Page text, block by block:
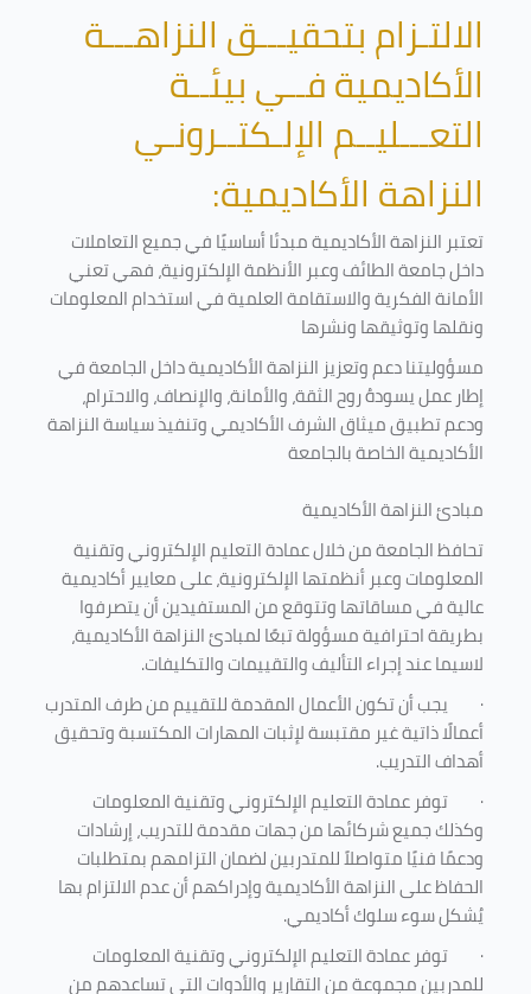
الالتـزام بتحقيـــق النزاهـــة
الأكاديمية فــي بيئــة
التعـــليــم الإلـكتــرونـي
النزاهة الأكاديمية:
تعتبر النزاهة الأكاديمية مبدئا أساسيًا في جميع التعاملات
داخل جامعة الطائف وعبر الأنظمة الإلكترونية، فهي تعني
الأمانة الفكرية والاستقامة العلمية في استخدام المعلومات
ونقلها وتوثيقها ونشرها
مسؤوليتنا دعم وتعزيز النزاهة الأكاديمية داخل الجامعة في
إطار عمل يسودهُ روح الثقة، والأمانة، والإنصاف، والاحترام،
ودعم تطبيق ميثاق الشرف الأكاديمي وتنفيذ سياسة النزاهة
الأكاديمية الخاصة بالجامعة
مبادئ النزاهة الأكاديمية
تحافظ الجامعة من خلال عمادة التعليم الإلكتروني وتقنية
المعلومات وعبر أنظمتها الإلكترونية، على معايير أكاديمية
عالية في مساقاتها وتتوقع من المستفيدين أن يتصرفوا
بطريقة احترافية مسؤولة تبعًا لمبادئ النزاهة الأكاديمية،
لاسيما عند إجراء التأليف والتقييمات والتكليفات.
· يجب أن تكون الأعمال المقدمة للتقييم من طرف المتدرب
أعمالًا ذاتية غير مقتبسة لإثبات المهارات المكتسبة وتحقيق
أهداف التدريب.
· توفر عمادة التعليم الإلكتروني وتقنية المعلومات
وكذلك جميع شركائها من جهات مقدمة للتدريب، إرشادات
ودعمًا فنيًا متواصلاً للمتدربين لضمان التزامهم بمتطلبات
الحفاظ على النزاهة الأكاديمية وإدراكهم أن عدم الالتزام بها
يُشكل سوء سلوك أكاديمي.
· توفر عمادة التعليم الإلكتروني وتقنية المعلومات
للمدربين مجموعة من التقارير والأدوات التي تساعدهم من